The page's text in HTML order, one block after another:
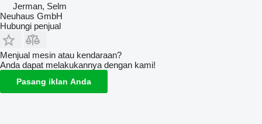
Jerman, Selm
Neuhaus GmbH
Hubungi penjual
Menjual mesin atau kendaraan?
Anda dapat melakukannya dengan kami!
Pasang iklan Anda